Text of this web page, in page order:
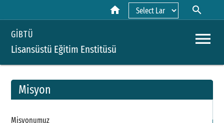
home search
GİBTÜ
Lisansüstü Eğitim Enstitüsü
menu
Misyon
Misyonumuz